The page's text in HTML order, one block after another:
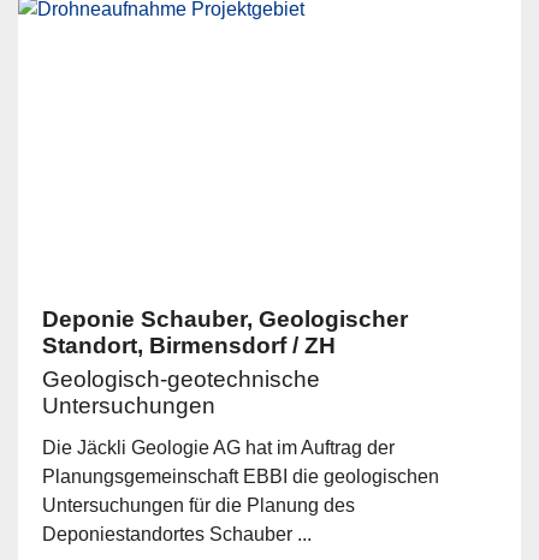
Deponie Schauber, Geologischer
Standort, Birmensdorf / ZH
Geologisch-geotechnische
Untersuchungen
Die Jäckli Geologie AG hat im Auftrag der
Planungsgemeinschaft EBBI die geologischen
Untersuchungen für die Planung des
Deponiestandortes Schauber ...